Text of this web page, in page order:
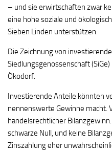
– und sie erwirtschaften zwar
eine hohe soziale und
Sieben Linden unterstützen.
Die Zeichnung von
Siedlungsgenossenschaft
Ökodorf.
Investierende Anteile könnten
nennenswerte Gewinne macht.
handelsrechtlicher
schwarze Null, und keine
Zinszahlung eher